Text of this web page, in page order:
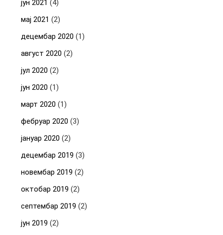
јун 2021 (4)
мај 2021 (2)
децембар 2020 (1)
август 2020 (2)
јул 2020 (2)
јун 2020 (1)
март 2020 (1)
фебруар 2020 (3)
јануар 2020 (2)
децембар 2019 (3)
новембар 2019 (2)
октобар 2019 (2)
септембар 2019 (2)
јун 2019 (2)